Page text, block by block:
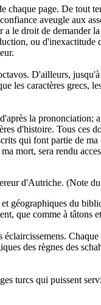
chaque page. De tout
aveugle aux
le droit de demander
ou
D'ailleurs,
les caractères grecs,
la prononciation;
d'histoire. Tous ces
qui font partie de
mort, sera rendu
d'Autriche. (Note
géographiques du
que comme à tâtons
des règnes des
turcs qui puissent